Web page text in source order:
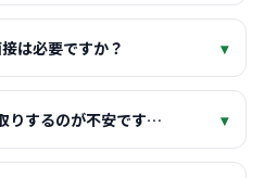
は必要ですか？ ▾
りするのが不安です… ▾